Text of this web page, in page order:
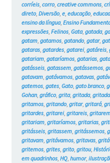
corríeis, corro, creative commons,
direto, Diversão, e, educação,
ensino da língua, Ensino
expressões, Felinos, Gata, gatada,
gatam, gatamos, gatando, gatar,
gataras, gatardes, gatarei, gatáreis,
gatariam, gataríamos, gatarias,
gatásseis, gatassem, gatássemos,
gatavam, gatávamos, gatavas,
gatemos, gates, Gato, gato branco,
Gohan, gráfico, grita, gritada,
gritamos, gritando, gritar, gritará,
gritardes, gritarei, gritareis,
gritariam, gritaríamos, gritarias,
gritásseis, gritassem, gritássemos,
gritavam, gritávamos, gritavas,
gritemos, grites, grito, gritou,
em quadrinhos, HQ, humor,